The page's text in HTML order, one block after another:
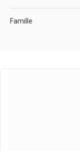
Famille